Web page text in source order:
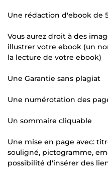
Une rédaction d'ebook de
Vous aurez droit à des
illustrer votre ebook (un
la lecture de votre ebook)
Une Garantie sans plagiat
Une numérotation des
Un sommaire cliquable
Une mise en page avec:
souligné, pictogramme,
possibilité d'insérer des